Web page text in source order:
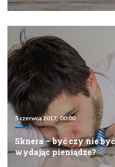
5 czerwca 2017, 00:00
Sknera – być czy nie
wydając pieniądze?